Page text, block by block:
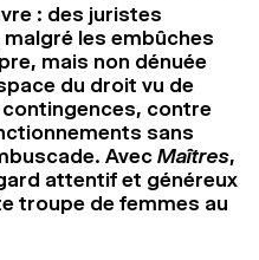
: des juristes
les embûches
mais non dénuée
du droit vu de
contingences, contre
sans
AvecMaîtres,
attentif et généreux
troupe de femmes au